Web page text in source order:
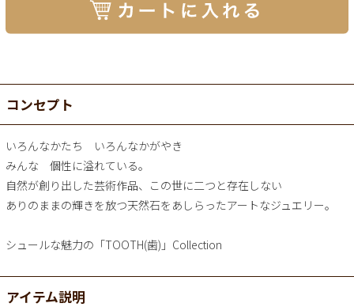
コンセプト
いろんなかたち いろんなかがやき
みんな 個性に溢れている。
自然が創り出した芸術作品、この世に二つと存在しない
ありのままの輝きを放つ天然石をあしらったアートなジュエリー。
シュールな魅力の「TOOTH(歯)」Collection
アイテム説明